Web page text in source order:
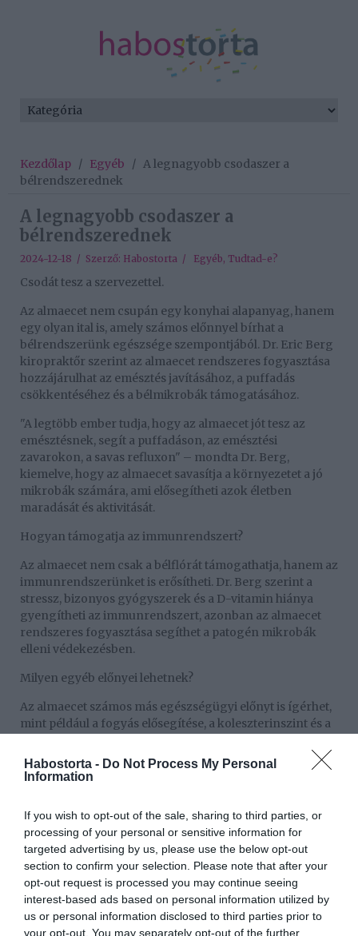
Habostorta - Do Not Process My Personal
Information
If you wish to opt-out of the sale, sharing to third parties, or
processing of your personal or sensitive information for
targeted advertising by us, please use the below opt-out
section to confirm your selection. Please note that after your
opt-out request is processed you may continue seeing
interest-based ads based on personal information utilized by
us or personal information disclosed to third parties prior to
your opt-out. You may separately opt-out of the further
Kezdőlap / Egyéb / A legnagyobb csodaszer a
bélrendszerednek
A legnagyobb csodaszer a
bélrendszerednek
2024-12-18 / Szerző: Habostorta / Egyéb, Tudtad-e?
Csodát tesz a szervezettel.
Az almaecet nem csupán egy konyhai alapanyag, hanem
egy olyan ital is, amely számos előnnyel bírhat a
bélrendszerünk egészsége szempontjából. Dr. Eric Berg
kiropraktőr szerint az almaecet rendszeres fogyasztása
hozzájárulhat az emésztés javításához, a puffadás
csökkentéséhez és a bélmikrobák támogatásához.
"A legtöbb ember tudja, hogy az almaecet jót tesz az
emésztésnek, segít a puffadáson, az emésztési
zavarokon, a savas refluxon" – mondta Dr. Berg,
kiemelve, hogy az almaecet savasítja a környezetet a jó
mikrobák számára, ami elősegítheti azok életben
maradását és aktivitását.
Hogyan támogatja az immunrendszert?
Az almaecet nem csak a bélflórát támogathatja, hanem az
immunrendszerünket is erősítheti. Dr. Berg szerint a
stressz, bizonyos gyógyszerek és a D-vitamin hiánya
gyengítheti az immunrendszert, azonban az almaecet
rendszeres fogyasztása segíthet a patogén mikrobák
elleni védekezésben.
Milyen egyéb előnyei lehetnek?
Az almaecet számos más egészségügyi előnyt is ígérhet,
mint például a fogyás elősegítése, a koleszterinszint és a
állításokat még további kutatásoknak kell
alátámasztaniuk.
Mielőtt almaecet fogyasztásába kezdenénk, érdemes
konzultálni egy orvossal vagy gyógyszerésszel. Az
almaecetet hígítva kell fogyasztani, hogy elkerüljük a
fogzománc károsodását és a nyelőcső irritációját.
Alternatívaként étrend-kiegészítő formájában is
bevihető, így csökkenthető a fogak károsodásának
kockázata.